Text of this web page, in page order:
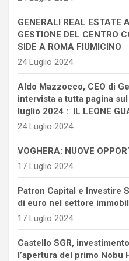
GENERALI REAL ESTATE
GESTIONE DEL CENTRO
SIDE A ROMA FIUMICINO
24 Luglio 2024
Aldo Mazzocco, CEO di
intervista a tutta pagina
luglio 2024 : IL LEONE
24 Luglio 2024
VOGHERA: NUOVE
17 Luglio 2024
Patron Capital e Investire
di euro nel settore
17 Luglio 2024
Castello SGR,
l’apertura del primo Nobu